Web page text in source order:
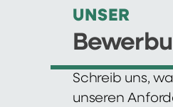
UNSER
Schreib uns,
unseren